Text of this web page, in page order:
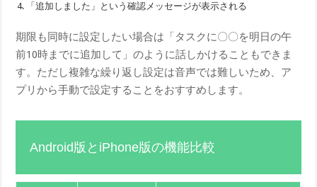
「追加しました」という確認メッセージが表示される
期限も同時に設定したい場合は「タスクに〇〇を明日の午
前10時までに追加して」のように話しかけることもできま
す。ただし複雑な繰り返し設定は音声では難しいため、ア
プリから手動で設定することをおすすめします。
Android版とiPhone版の機能比較